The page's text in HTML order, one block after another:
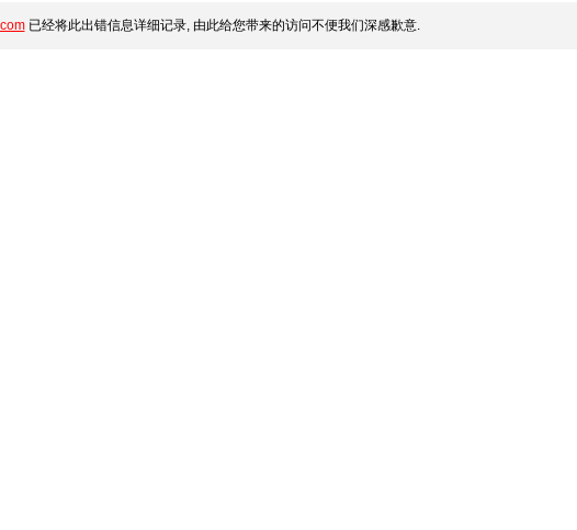
已经将此出错信息详细记录, 由此给您带来的访问不便我们深感歉意.